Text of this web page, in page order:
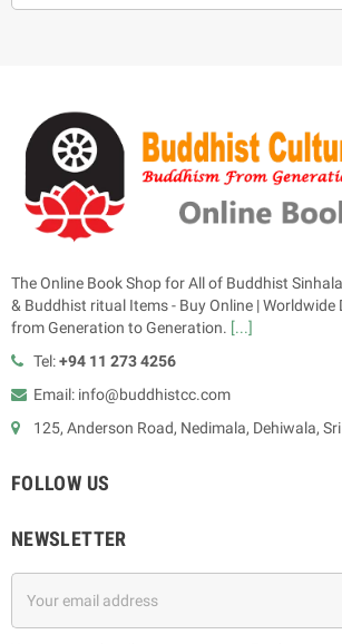
The Online Book Shop for All of Buddhist
& Buddhist ritual Items - Buy Online | Worldwide
from Generation to Generation. [...]
Tel:+94 11 273 4256
Email: info@buddhistcc.com
125, Anderson Road, Nedimala, Dehiwala,
FOLLOW US
NEWSLETTER